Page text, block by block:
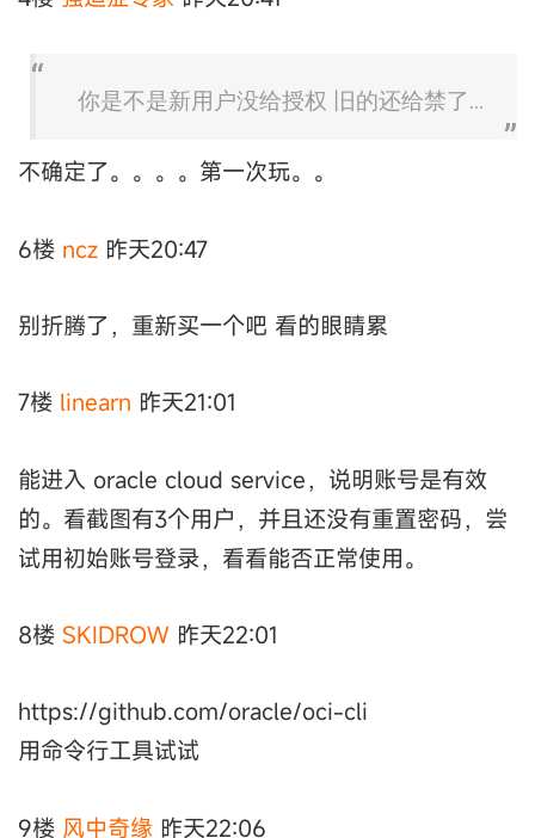
你是不是新用户没给授权 旧的还给禁了...
不确定了。。。。第一次玩。。
6楼 ncz 昨天20:47
别折腾了，重新买一个吧 看的眼睛累
7楼 linearn 昨天21:01
能进入 oracle cloud service，说明账号是有效
的。看截图有3个用户，并且还没有重置密码，尝
试用初始账号登录，看看能否正常使用。
8楼 SKIDROW 昨天22:01
https://github.com/oracle/oci-cli
用命令行工具试试
9楼 风中奇缘 昨天22:06